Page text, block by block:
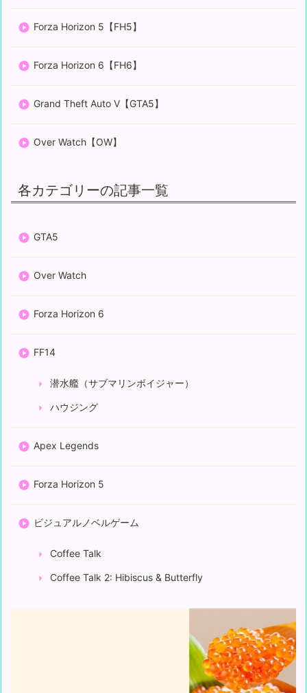
Forza Horizon 5【FH5】
Forza Horizon 6【FH6】
Grand Theft Auto V【GTA5】
Over Watch【OW】
各カテゴリーの記事一覧
GTA5
Over Watch
Forza Horizon 6
FF14
潜水艦（サブマリンボイジャー）
ハウジング
Apex Legends
Forza Horizon 5
ビジュアルノベルゲーム
Coffee Talk
Coffee Talk 2: Hibiscus & Butterfly